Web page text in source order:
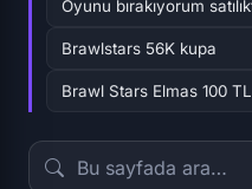
Brawlstars 56K kupa
Brawl Stars Elmas 100